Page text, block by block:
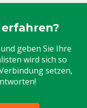
geben Sie Ihre
wird sich so
setzen,